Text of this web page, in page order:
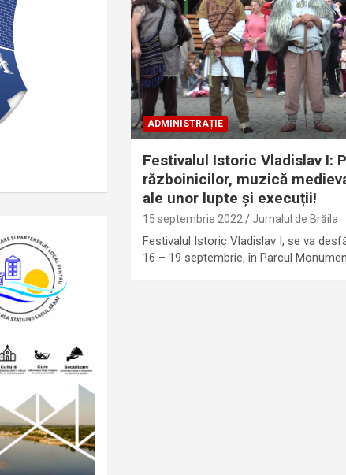
ADMINISTRAȚIE
Festivalul Istoric Vladislav I:
războinicilor, muzică
ale unor lupte și execuții!
15 septembrie 2022 Jurnalul de Brăila
Festivalul Istoric Vladislav I, se va
16 – 19 septembrie, în Parcul